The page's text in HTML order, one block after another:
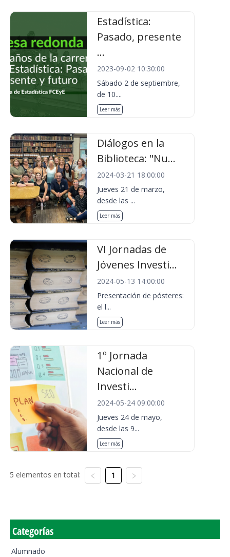
Estadística:
Pasado, presente
...
2023-09-02 10:30:00
Sábado 2 de septiembre,
de 10....
Leer más
Diálogos en la
Biblioteca: "Nu...
2024-03-21 18:00:00
Jueves 21 de marzo,
desde las ...
Leer más
VI Jornadas de
Jóvenes Investi...
2024-05-13 14:00:00
Presentación de pósteres:
el l...
Leer más
1º Jornada
Nacional de
Investi...
2024-05-24 09:00:00
Jueves 24 de mayo,
desde las 9...
Leer más
5 elementos en total: 1
Categorías
Alumnado